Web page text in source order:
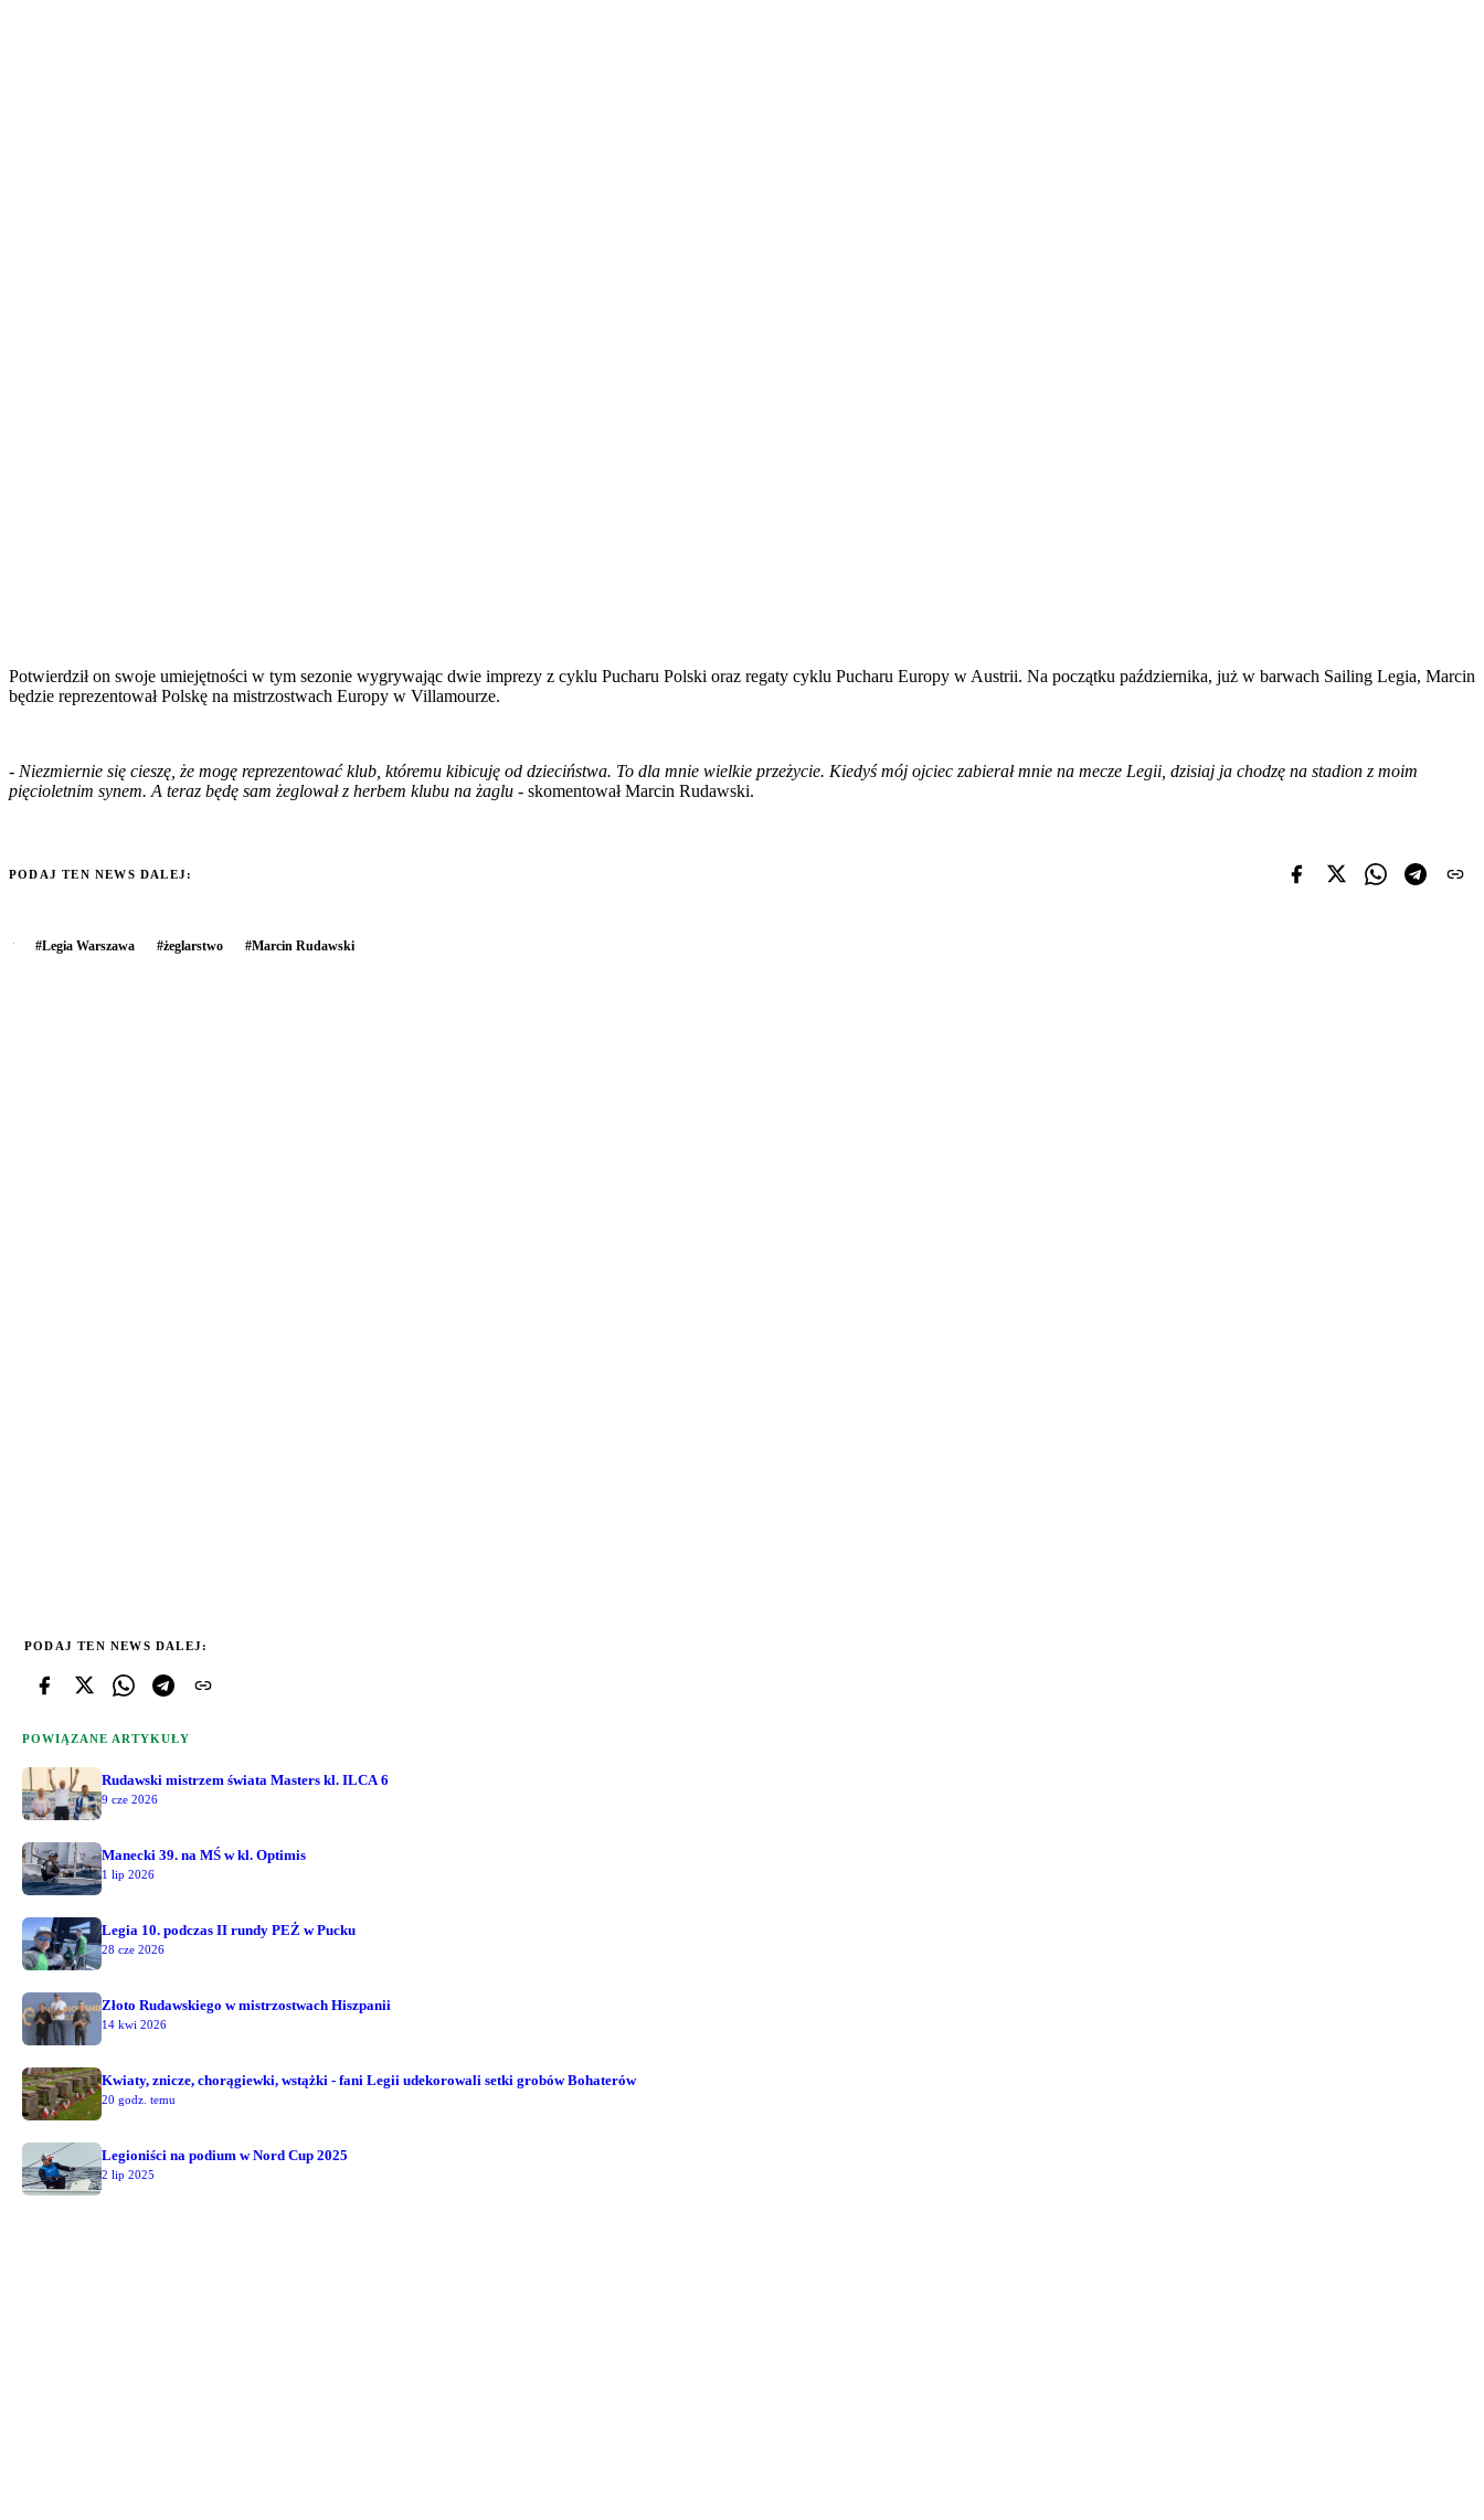
Potwierdził on swoje umiejętności w tym sezonie wygrywając dwie imprezy z cyklu Pucharu Polski oraz regaty cyklu Pucharu Europy w Austrii. Na początku października, już w barwach Sailing Legia, Marcin
będzie reprezentował Polskę na mistrzostwach Europy w Villamourze.
- Niezmiernie się cieszę, że mogę reprezentować klub, któremu kibicuję od dzieciństwa. To dla mnie wielkie przeżycie. Kiedyś mój ojciec zabierał mnie na mecze Legii, dzisiaj ja chodzę na stadion z moim
pięcioletnim synem. A teraz będę sam żeglował z herbem klubu na żaglu - skomentował Marcin Rudawski.
PODAJ TEN NEWS DALEJ:
#Legia Warszawa #żeglarstwo #Marcin Rudawski
PODAJ TEN NEWS DALEJ:
POWIĄZANE ARTYKUŁY
Rudawski mistrzem świata Masters kl. ILCA 6
9 cze 2026
Manecki 39. na MŚ w kl. Optimis
1 lip 2026
Legia 10. podczas II rundy PEŻ w Pucku
28 cze 2026
Złoto Rudawskiego w mistrzostwach Hiszpanii
14 kwi 2026
Kwiaty, znicze, chorągiewki, wstążki - fani Legii udekorowali setki grobów Bohaterów
20 godz. temu
Legioniści na podium w Nord Cup 2025
2 lip 2025